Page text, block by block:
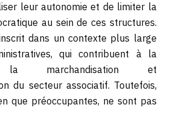
leur autonomie et de limiter la
au sein de ces structures.
dans un contexte plus large
qui contribuent à la
la marchandisation et
du secteur associatif. Toutefois,
que préoccupantes, ne sont pas